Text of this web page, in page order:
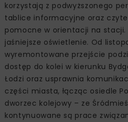
korzystają z podwyższonego
tablice informacyjne oraz
pomocne w orientacji na stacji.
jaśniejsze oświetlenie. Od
wyremontowane przejście
dostęp do kolei w kierunku
Łodzi oraz usprawnia
części miasta, łącząc osiedle
dworzec kolejowy – ze
kontynuowane są prace